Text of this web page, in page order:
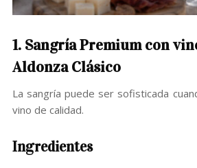
1. Sangría Premium con
Aldonza Clásico
La sangría puede ser sofisticada
vino de calidad.
Ingredientes